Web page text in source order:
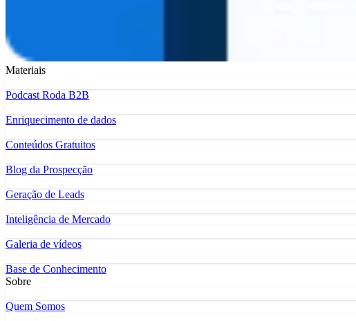
Materiais
Podcast Roda B2B
Enriquecimento de dados
Conteúdos Gratuitos
Blog da Prospecção
Geração de Leads
Inteligência de Mercado
Galeria de vídeos
Base de Conhecimento
Sobre
Quem Somos